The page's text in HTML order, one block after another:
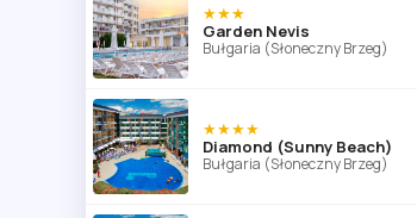
★★★
Garden Nevis
Bułgaria (Słoneczny Brzeg)
★★★★
Diamond (Sunny Beach)
Bułgaria (Słoneczny Brzeg)